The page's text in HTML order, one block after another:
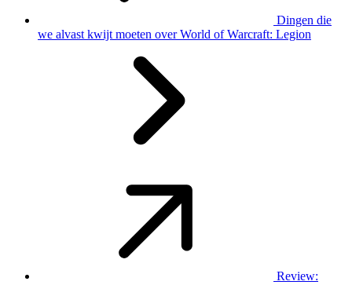
Dingen die
we alvast kwijt moeten over World of Warcraft: Legion
Review: